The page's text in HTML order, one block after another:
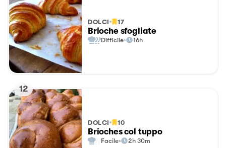
DOLCI 17
Brioche sfogliate
Difficile 16h
12
DOLCI 10
Brioches col tuppo
Facile 2h 30m